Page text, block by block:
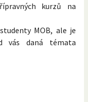
kurzů na
MOB, ale je
vás daná témata